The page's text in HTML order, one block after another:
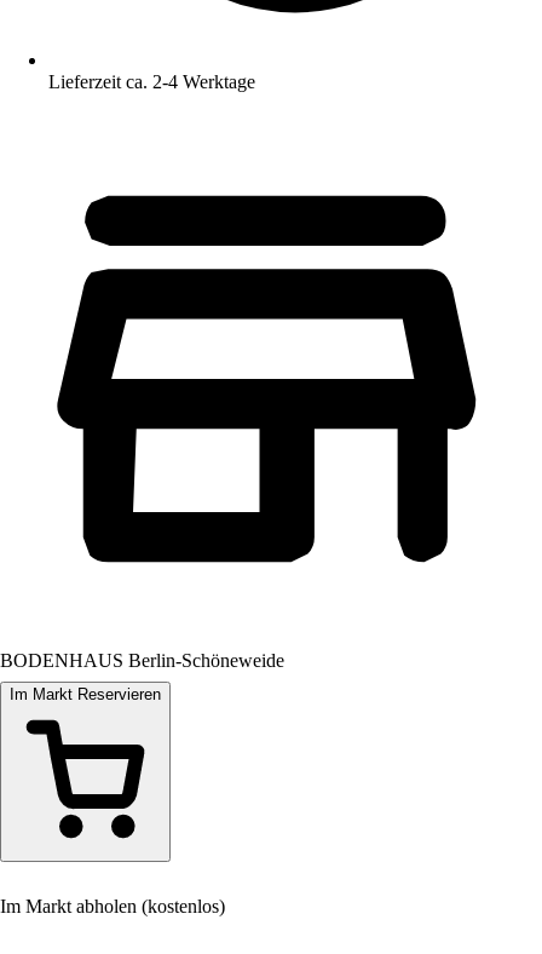
Lieferzeit ca. 2-4 Werktage
BODENHAUS Berlin-Schöneweide
Im Markt Reservieren
Im Markt abholen (kostenlos)